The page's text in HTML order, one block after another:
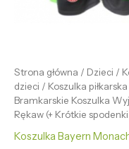
Strona główna / Dzieci /
dzieci / Koszulka
Bramkarskie Koszulka
Rękaw (+ Krótkie
Koszulka Bayern